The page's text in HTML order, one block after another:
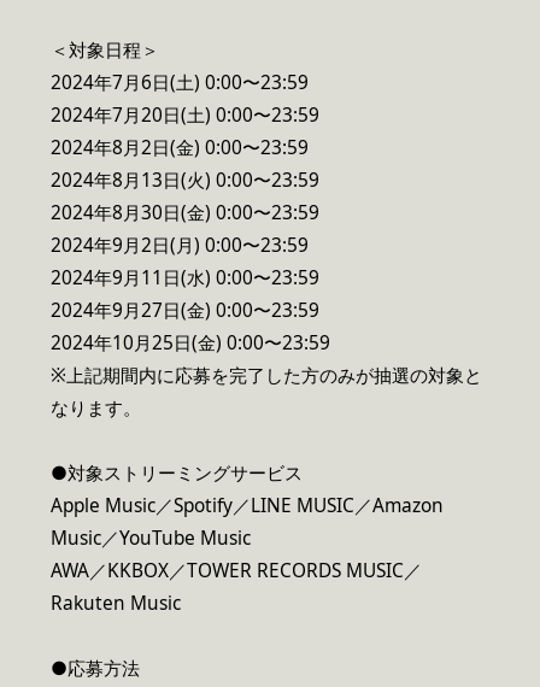
＜対象日程＞
2024年7月6日(土) 0:00〜23:59
2024年7月20日(土) 0:00〜23:59
2024年8月2日(金) 0:00〜23:59
2024年8月13日(火) 0:00〜23:59
2024年8月30日(金) 0:00〜23:59
2024年9月2日(月) 0:00〜23:59
2024年9月11日(水) 0:00〜23:59
2024年9月27日(金) 0:00〜23:59
2024年10月25日(金) 0:00〜23:59
※上記期間内に応募を完了した方のみが抽選の対象と
なります。
●対象ストリーミングサービス
Apple Music／Spotify／LINE MUSIC／Amazon
Music／YouTube Music
AWA／KKBOX／TOWER RECORDS MUSIC／
Rakuten Music
●応募方法